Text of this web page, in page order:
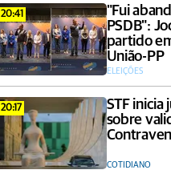
20:41
"Fui
PSDB":
partido
União-PP
ELEIÇÕES
20:17
STF inicia
sobre
COTIDIANO